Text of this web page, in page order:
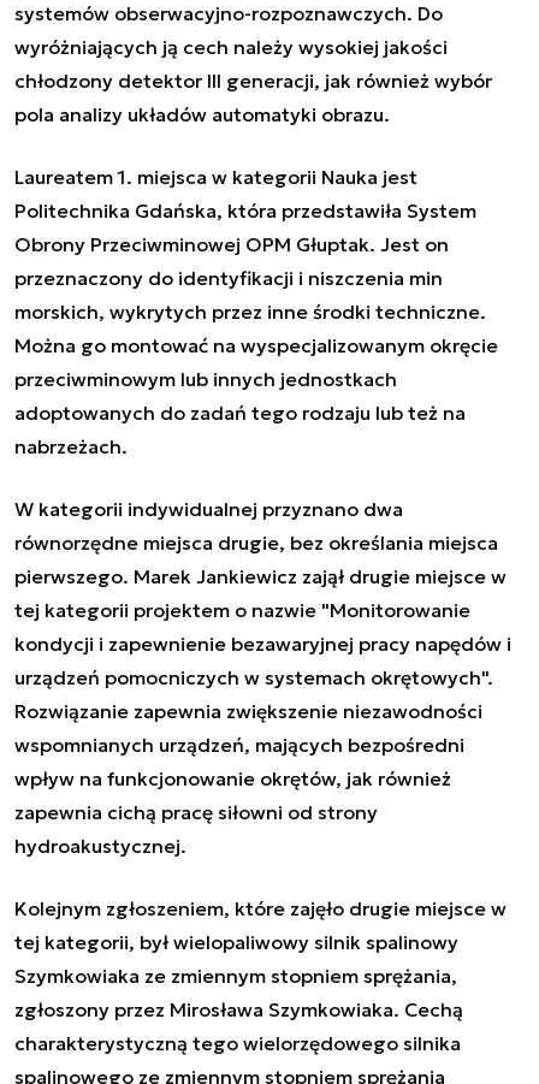
systemów obserwacyjno-rozpoznawczych. Do
wyróżniających ją cech należy wysokiej jakości
chłodzony detektor III generacji, jak również wybór
pola analizy układów automatyki obrazu.
Laureatem 1. miejsca w kategorii Nauka jest
Politechnika Gdańska, która przedstawiła System
Obrony Przeciwminowej OPM Głuptak. Jest on
przeznaczony do identyfikacji i niszczenia min
morskich, wykrytych przez inne środki techniczne.
Można go montować na wyspecjalizowanym okręcie
przeciwminowym lub innych jednostkach
adoptowanych do zadań tego rodzaju lub też na
nabrzeżach.
W kategorii indywidualnej przyznano dwa
równorzędne miejsca drugie, bez określania miejsca
pierwszego. Marek Jankiewicz zajął drugie miejsce w
tej kategorii projektem o nazwie "Monitorowanie
kondycji i zapewnienie bezawaryjnej pracy napędów i
urządzeń pomocniczych w systemach okrętowych".
Rozwiązanie zapewnia zwiększenie niezawodności
wspomnianych urządzeń, mających bezpośredni
wpływ na funkcjonowanie okrętów, jak również
zapewnia cichą pracę siłowni od strony
hydroakustycznej.
Kolejnym zgłoszeniem, które zajęło drugie miejsce w
tej kategorii, był wielopaliwowy silnik spalinowy
Szymkowiaka ze zmiennym stopniem sprężania,
zgłoszony przez Mirosława Szymkowiaka. Cechą
charakterystyczną tego wielorzędowego silnika
spalinowego ze zmiennym stopniem sprężania